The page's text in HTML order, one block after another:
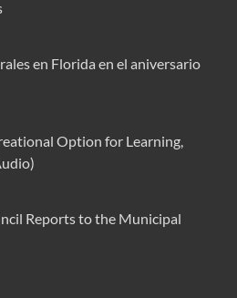
en Florida en el aniversario
Option for Learning,
Reports to the Municipal